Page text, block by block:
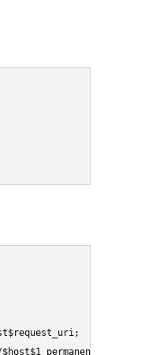
permanent;